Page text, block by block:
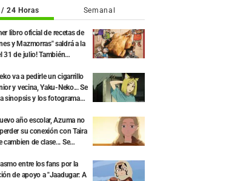
/ 24 Horas Semanal
libro oficial de recetas de
y Mazmorras" saldrá a la
31 de julio! También
por Ryoko Kui
va a pedirle un cigarrillo
y vecina, Yaku-Neko... Se
sinopsis y los fotogramas
Cat"
año escolar, Azuma no
su conexión con Taira
cambien de clase... Se
18 de "You and I Are
entre los fans por la
de apoyo a "Jaadugar: A